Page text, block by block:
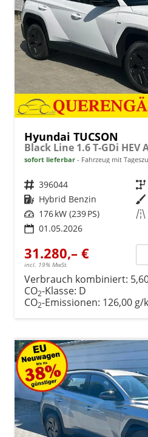
Hyundai TUCSON
sofort lieferbar Fahrzeug mit
Fahrzeugnr. 396044 Getriebe
Kraftstoff Hybrid Benzin Außenfarbe
Leistung 176 kW (239 PS) Kilometerstand
01.05.2026
31.280,– €
incl. 19% MwSt.
Verbrauch kombiniert:
CO2-Klasse: D
CO2-Emissionen: 126,00 g/